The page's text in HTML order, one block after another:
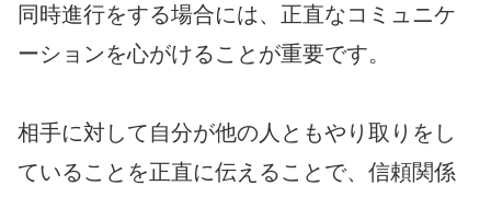
同時進行をする場合には、正直なコミュニケ
ーションを心がけることが重要です。
相手に対して自分が他の人ともやり取りをし
ていることを正直に伝えることで、信頼関係